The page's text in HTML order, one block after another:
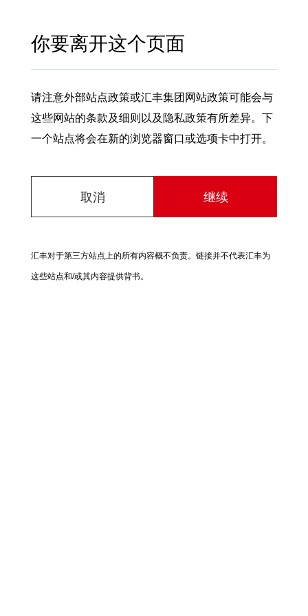
你要离开这个页面
请注意外部站点政策或汇丰集团网站政策可能会与
这些网站的条款及细则以及隐私政策有所差异。下
一个站点将会在新的浏览器窗口或选项卡中打开。
取消 继续
汇丰对于第三方站点上的所有内容概不负责。链接并不代表汇丰为
这些站点和/或其内容提供背书。